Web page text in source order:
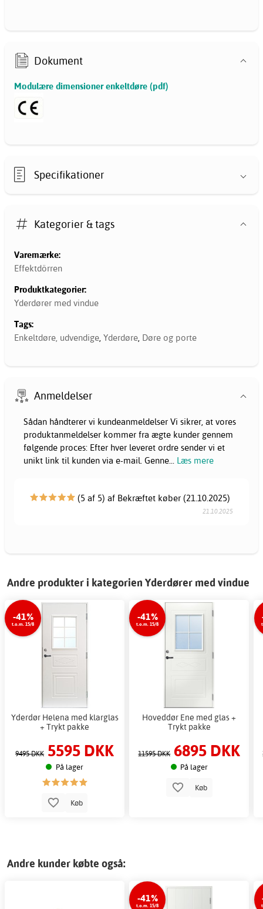
Dokument
Modulære dimensioner enkeltdøre (pdf)
Specifikationer
Kategorier & tags
Varemærke:
Effektdörren
Produktkategorier:
Yderdører med vindue
Tags:
Enkeltdøre, udvendige, Yderdøre, Døre og porte
Anmeldelser
Sådan håndterer vi kundeanmeldelser Vi sikrer, at vores
produktanmeldelser kommer fra ægte kunder gennem
følgende proces: Efter hver leveret ordre sender vi et
unikt link til kunden via e-mail. Genne... Læs mere
(5 af 5) af Bekræftet køber (21.10.2025)
21.10.2025
Andre produkter i kategorien Yderdører med vindue
-41%
t.o.m. 15/8
Yderdør Helena med klarglas
+ Trykt pakke
9495 DKK 5595 DKK
På lager
Køb
-41%
t.o.m. 15/8
Hoveddør Ene med glas +
Trykt pakke
11595 DKK 6895 DKK
På lager
Køb
Andre kunder købte også:
-41%
t.o.m. 15/8